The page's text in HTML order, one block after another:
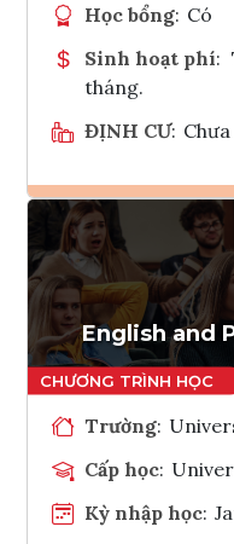
Học bổng: Có
Sinh hoạt phí:
tháng.
ĐỊNH CƯ:
English and
Trường:
Cấp học:
Kỳ nhập học: